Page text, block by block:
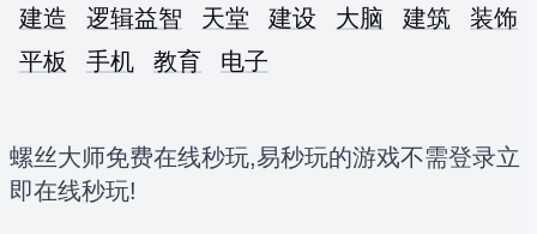
建造
逻辑益智 天堂 建设 大脑 建筑
装饰
平板
手机 教育 电子
螺丝大师免费在线秒玩,易秒玩的游戏不需登录立
即在线秒玩!